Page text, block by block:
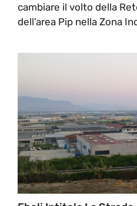
cambiare il volto della
dell’area Pip nella Zona